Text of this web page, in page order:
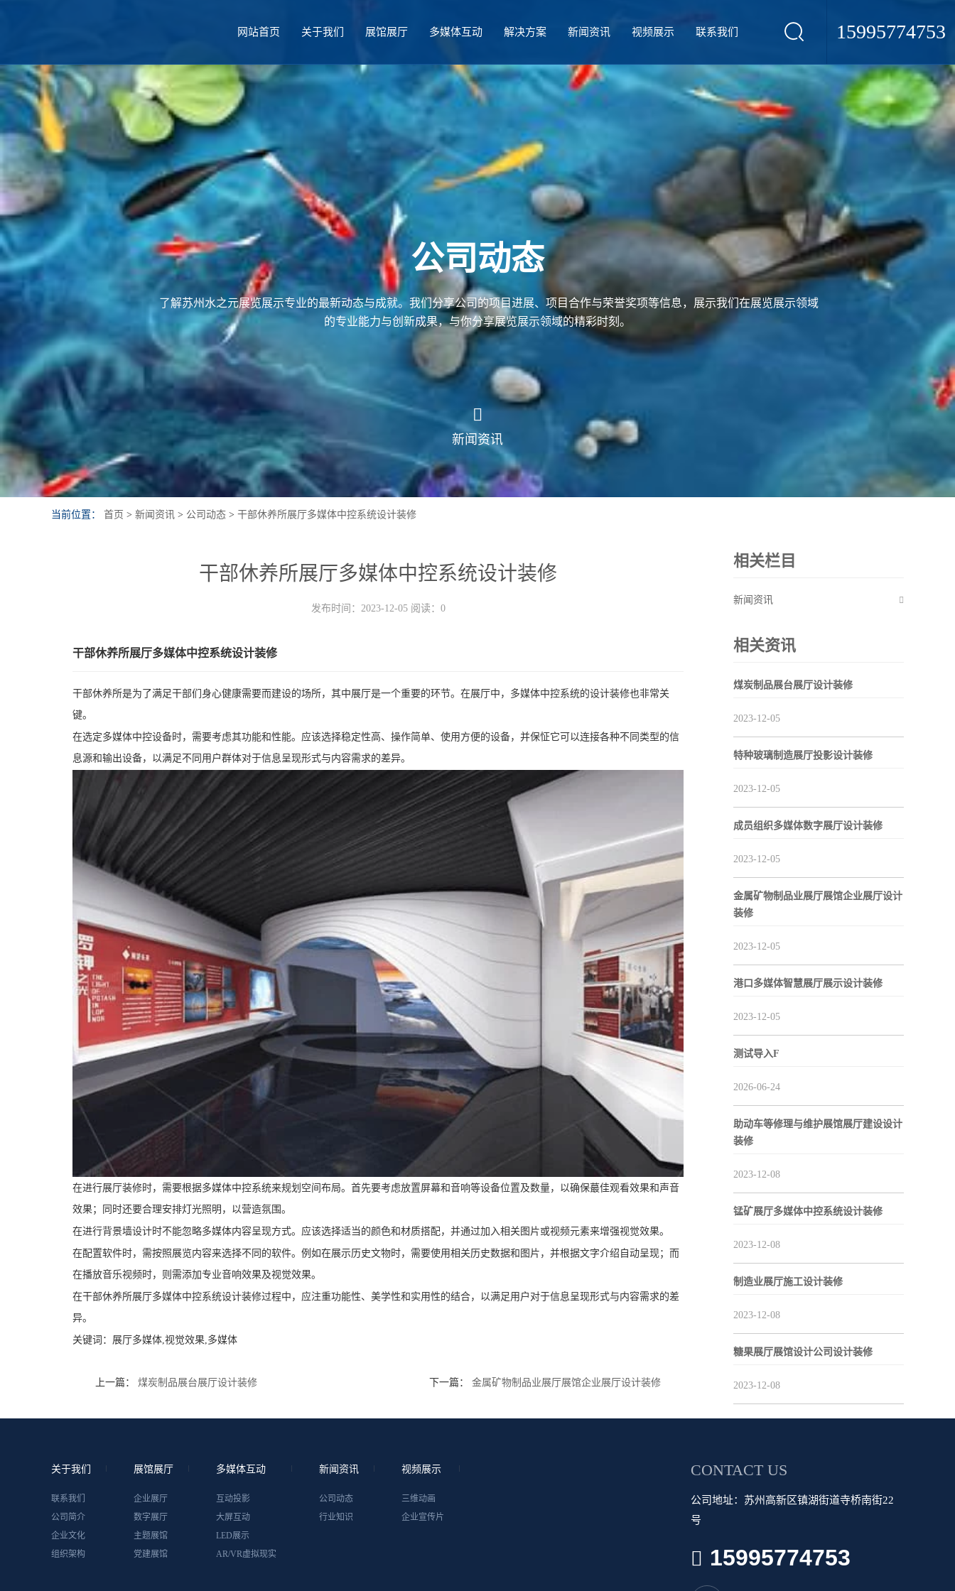
15995774753
网站首页 关于我们 展馆展厅 多媒体互动 解决方案 新闻资讯 视频展示 联系我们
公司动态
了解苏州水之元展览展示专业的最新动态与成就。我们分享公司的项目进展、项目合作与荣誉奖项等信息，展示我们在展览展示领域
的专业能力与创新成果，与你分享展览展示领域的精彩时刻。
新闻资讯
当前位置： 首页 > 新闻资讯 > 公司动态 > 干部休养所展厅多媒体中控系统设计装修
干部休养所展厅多媒体中控系统设计装修
发布时间：2023-12-05 阅读：0
干部休养所展厅多媒体中控系统设计装修
干部休养所是为了满足干部们身心健康需要而建设的场所，其中展厅是一个重要的环节。在展厅中，多媒体中控系统的设计装修也非常关
键。
在选定多媒体中控设备时，需要考虑其功能和性能。应该选择稳定性高、操作简单、使用方便的设备，并保怔它可以连接各种不同类型的信
息源和输出设备，以满足不同用户群体对于信息呈现形式与内容需求的差异。
在进行展厅装修时，需要根据多媒体中控系统来规划空间布局。首先要考虑放置屏幕和音响等设备位置及数量，以确保蕞佳观看效果和声音
效果；同时还要合理安排灯光照明，以营造氛围。
在进行背景墙设计时不能忽略多媒体内容呈现方式。应该选择适当的颜色和材质搭配，并通过加入相关图片或视频元素来增强视觉效果。
在配置软件时，需按照展览内容来选择不同的软件。例如在展示历史文物时，需要使用相关历史数据和图片，并根据文字介绍自动呈现；而
在播放音乐视频时，则需添加专业音响效果及视觉效果。
在干部休养所展厅多媒体中控系统设计装修过程中，应注重功能性、美学性和实用性的结合，以满足用户对于信息呈现形式与内容需求的差
异。
关键词： 展厅多媒体,视觉效果,多媒体
上一篇： 煤炭制品展台展厅设计装修 下一篇： 金属矿物制品业展厅展馆企业展厅设计装修
相关栏目
新闻资讯
相关资讯
煤炭制品展台展厅设计装修
2023-12-05
特种玻璃制造展厅投影设计装修
2023-12-05
成员组织多媒体数字展厅设计装修
2023-12-05
金属矿物制品业展厅展馆企业展厅设计
装修
2023-12-05
港口多媒体智慧展厅展示设计装修
2023-12-05
测试导入F
2026-06-24
助动车等修理与维护展馆展厅建设设计
装修
2023-12-08
锰矿展厅多媒体中控系统设计装修
2023-12-08
制造业展厅施工设计装修
2023-12-08
糖果展厅展馆设计公司设计装修
2023-12-08
关于我们
联系我们
公司简介
企业文化
组织架构
展馆展厅
企业展厅
数字展厅
主题展馆
党建展馆
多媒体互动
互动投影
大屏互动
LED展示
AR/VR虚拟现实
新闻资讯
公司动态
行业知识
视频展示
三维动画
企业宣传片
CONTACT US
公司地址：苏州高新区镇湖街道寺桥南街22
号
15995774753